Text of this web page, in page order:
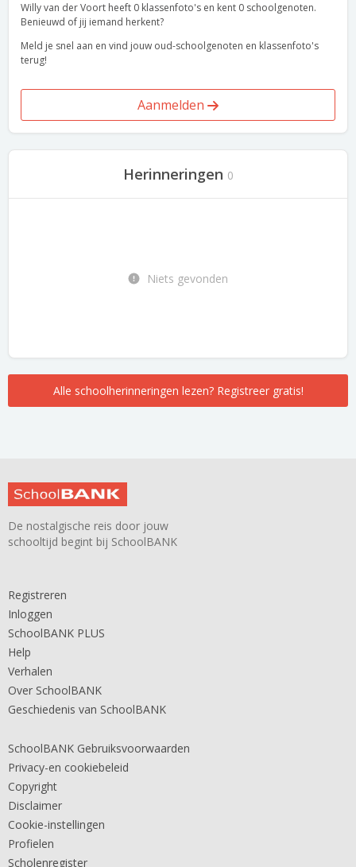
Willy van der Voort heeft 0 klassenfoto's en kent 0 schoolgenoten.
Benieuwd of jij iemand herkent?
Meld je snel aan en vind jouw oud-schoolgenoten en klassenfoto's
terug!
Aanmelden
Herinneringen 0
Niets gevonden
Alle schoolherinneringen lezen? Registreer gratis!
De nostalgische reis door jouw
schooltijd begint bij SchoolBANK
Registreren
Inloggen
SchoolBANK PLUS
Help
Verhalen
Over SchoolBANK
Geschiedenis van SchoolBANK
SchoolBANK Gebruiksvoorwaarden
Privacy-en cookiebeleid
Copyright
Disclaimer
Cookie-instellingen
Profielen
Scholenregister